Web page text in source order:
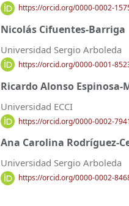
https://orcid.org/0000-0002-
Nicolás Cifuentes-Barriga
Universidad Sergio Arboleda
https://orcid.org/0000-0001-
Ricardo Alonso Espinosa-
Universidad ECCI
https://orcid.org/0000-0002-
Ana Carolina Rodríguez-
Universidad Sergio Arboleda
https://orcid.org/0000-0002-